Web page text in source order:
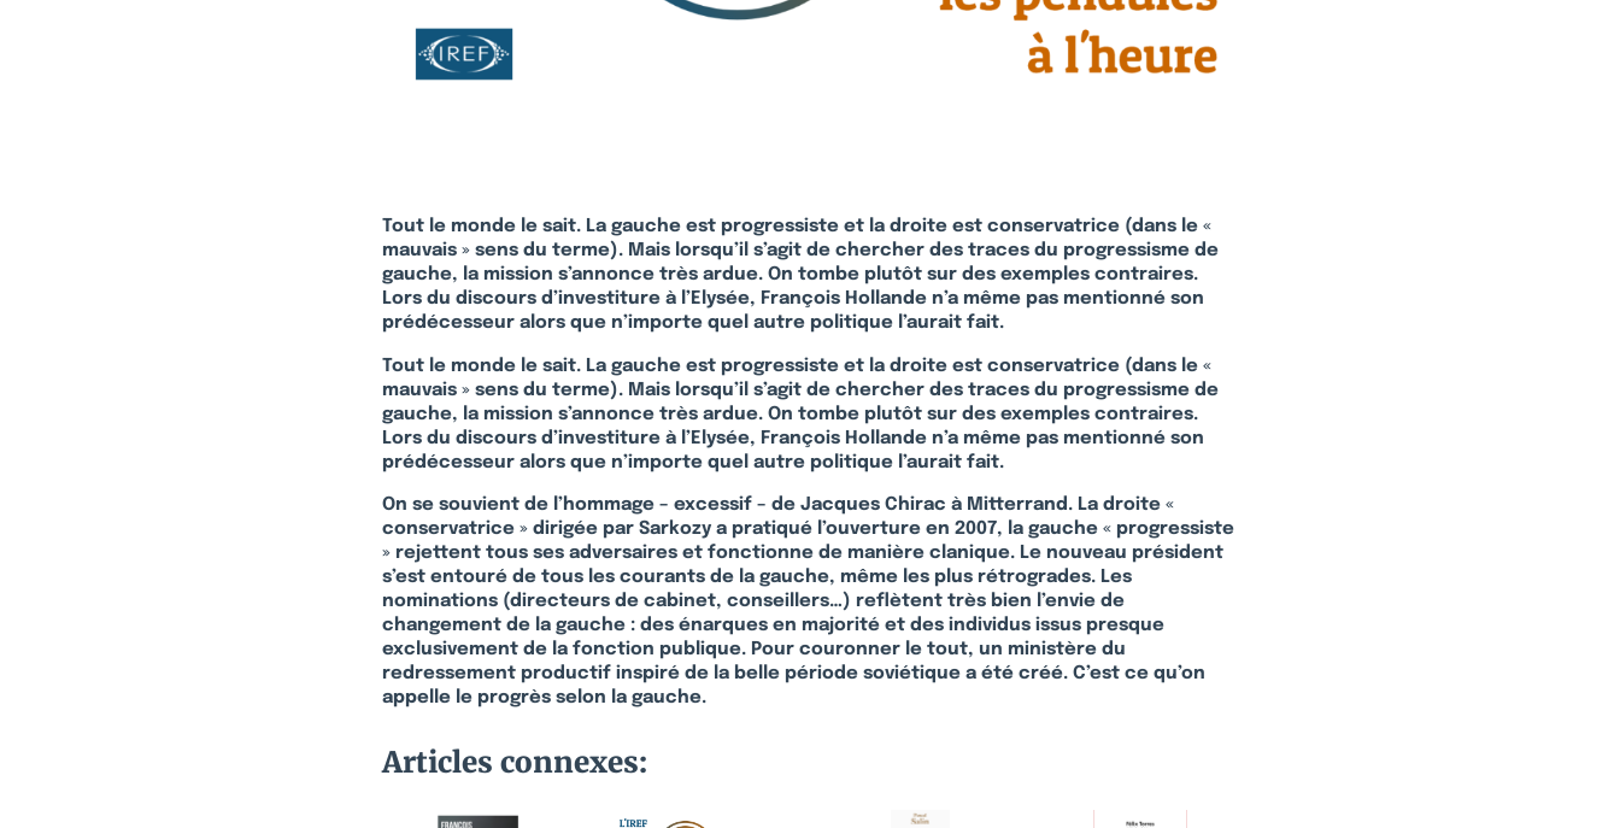
Tout le monde le sait. La gauche est progressiste et la droite est conservatrice (dans le «
mauvais » sens du terme). Mais lorsqu’il s’agit de chercher des traces du progressisme de
gauche, la mission s’annonce très ardue. On tombe plutôt sur des exemples contraires.
Lors du discours d’investiture à l’Elysée, François Hollande n’a même pas mentionné son
prédécesseur alors que n’importe quel autre politique l’aurait fait.
Tout le monde le sait. La gauche est progressiste et la droite est conservatrice (dans le «
mauvais » sens du terme). Mais lorsqu’il s’agit de chercher des traces du progressisme de
gauche, la mission s’annonce très ardue. On tombe plutôt sur des exemples contraires.
Lors du discours d’investiture à l’Elysée, François Hollande n’a même pas mentionné son
prédécesseur alors que n’importe quel autre politique l’aurait fait.
On se souvient de l’hommage – excessif – de Jacques Chirac à Mitterrand. La droite «
conservatrice » dirigée par Sarkozy a pratiqué l’ouverture en 2007, la gauche « progressiste
» rejettent tous ses adversaires et fonctionne de manière clanique. Le nouveau président
s’est entouré de tous les courants de la gauche, même les plus rétrogrades. Les
nominations (directeurs de cabinet, conseillers…) reflètent très bien l’envie de
changement de la gauche : des énarques en majorité et des individus issus presque
exclusivement de la fonction publique. Pour couronner le tout, un ministère du
redressement productif inspiré de la belle période soviétique a été créé. C’est ce qu’on
appelle le progrès selon la gauche.
Articles connexes: